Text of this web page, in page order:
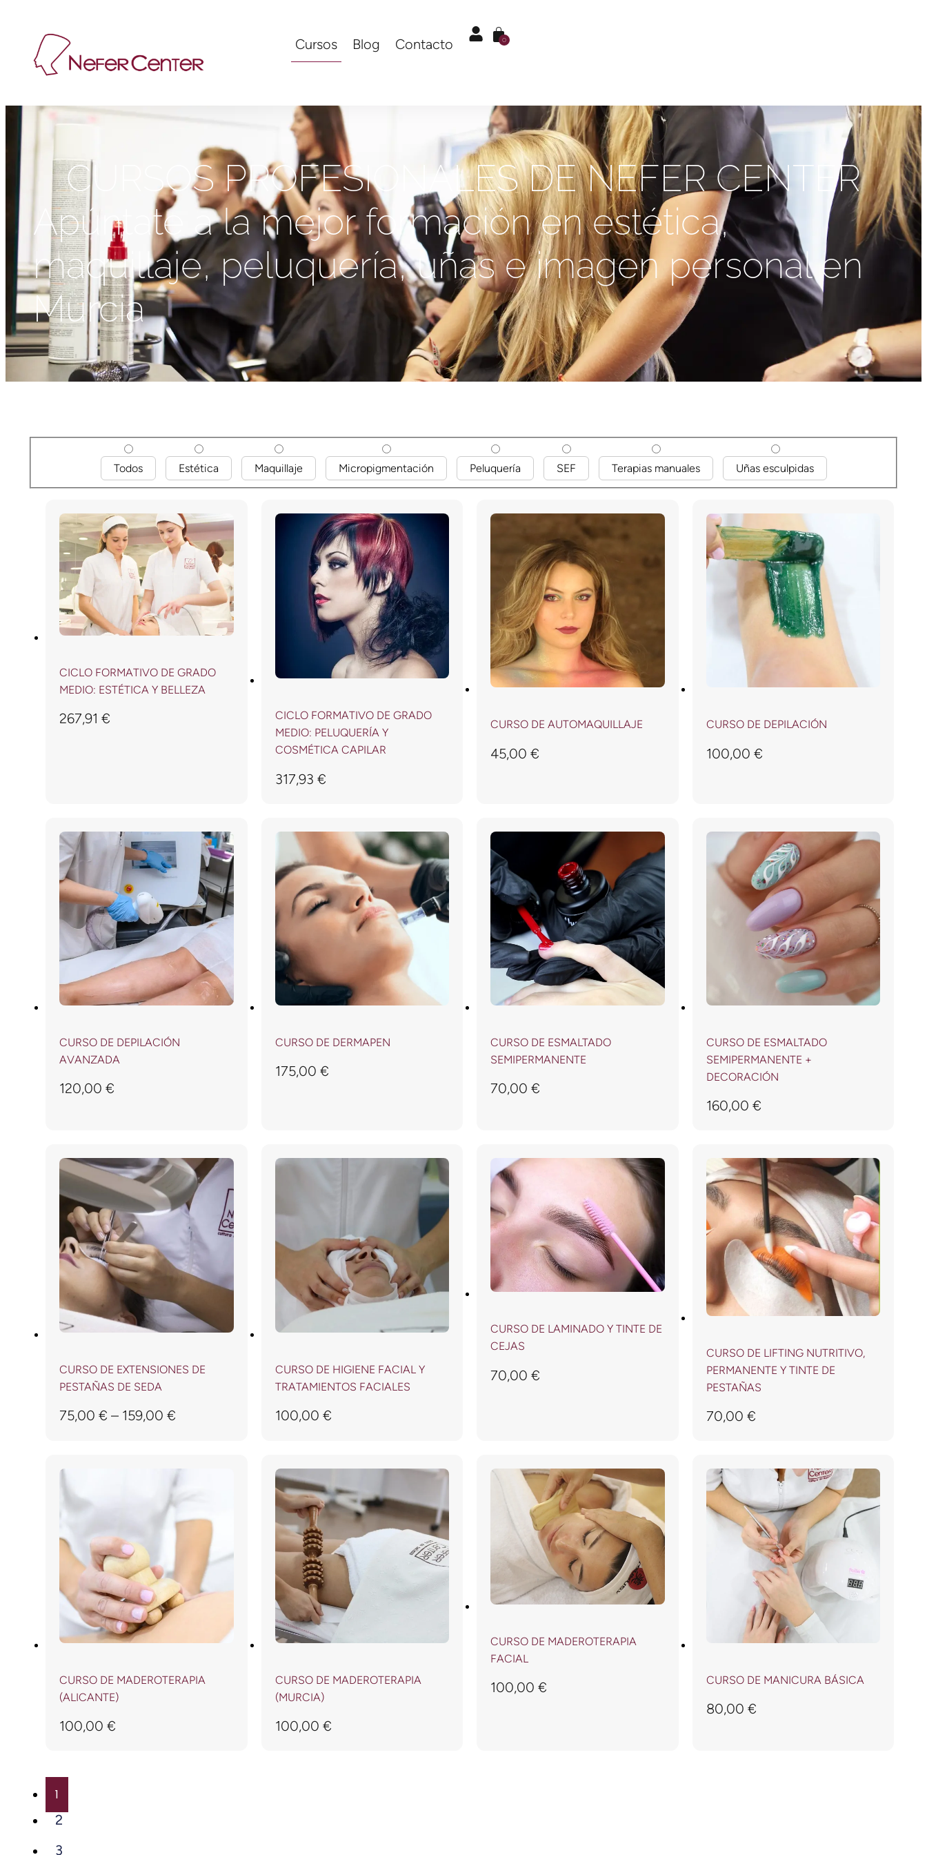
Cursos Blog Contacto 0
CURSOS PROFESIONALES DE NEFER CENTER
Apúntate a la mejor formación en estética,
maquillaje, peluquería, uñas e imagen personal en
Murcia
Todos Estética Maquillaje Micropigmentación Peluquería SEF Terapias manuales Uñas esculpidas
CICLO FORMATIVO DE GRADO
MEDIO: ESTÉTICA Y BELLEZA
267,91 €
CICLO FORMATIVO DE GRADO
MEDIO: PELUQUERÍA Y
COSMÉTICA CAPILAR
317,93 €
CURSO DE AUTOMAQUILLAJE
45,00 €
CURSO DE DEPILACIÓN
100,00 €
CURSO DE DEPILACIÓN
AVANZADA
120,00 €
CURSO DE DERMAPEN
175,00 €
CURSO DE ESMALTADO
SEMIPERMANENTE
70,00 €
CURSO DE ESMALTADO
SEMIPERMANENTE +
DECORACIÓN
160,00 €
CURSO DE EXTENSIONES DE
PESTAÑAS DE SEDA
75,00 € – 159,00 €
CURSO DE HIGIENE FACIAL Y
TRATAMIENTOS FACIALES
100,00 €
CURSO DE LAMINADO Y TINTE DE
CEJAS
70,00 €
CURSO DE LIFTING NUTRITIVO,
PERMANENTE Y TINTE DE
PESTAÑAS
70,00 €
CURSO DE MADEROTERAPIA
(ALICANTE)
100,00 €
CURSO DE MADEROTERAPIA
(MURCIA)
100,00 €
CURSO DE MADEROTERAPIA
FACIAL
100,00 € CURSO DE MANICURA BÁSICA
80,00 €
1
2
3